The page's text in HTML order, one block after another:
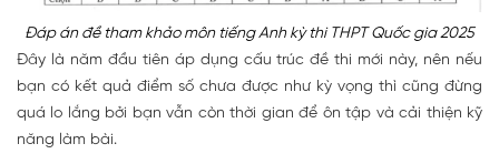
Đáp án đề tham khảo môn tiếng Anh kỳ thi THPT Quốc gia 2025
Đây là năm đầu tiên áp dụng cấu trúc đề thi mới này, nên nếu
bạn có kết quả điểm số chưa được như kỳ vọng thì cũng đừng
quá lo lắng bởi bạn vẫn còn thời gian để ôn tập và cải thiện kỹ
năng làm bài.